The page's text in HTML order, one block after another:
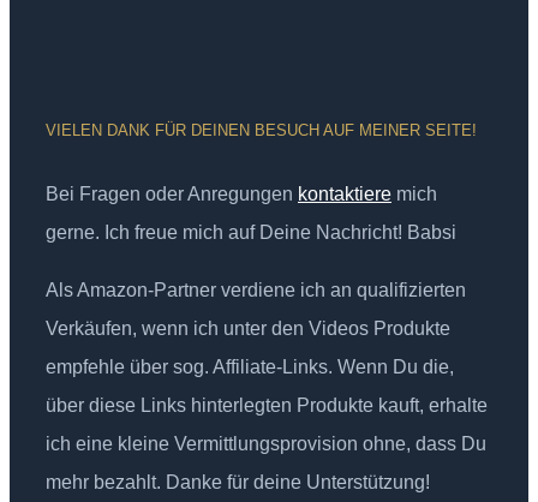
VIELEN DANK FÜR DEINEN BESUCH AUF MEINER SEITE!
Bei Fragen oder Anregungen kontaktiere mich
gerne. Ich freue mich auf Deine Nachricht! Babsi
Als Amazon-Partner verdiene ich an qualifizierten
Verkäufen, wenn ich unter den Videos Produkte
empfehle über sog. Affiliate-Links. Wenn Du die,
über diese Links hinterlegten Produkte kauft, erhalte
ich eine kleine Vermittlungsprovision ohne, dass Du
mehr bezahlt. Danke für deine Unterstützung!